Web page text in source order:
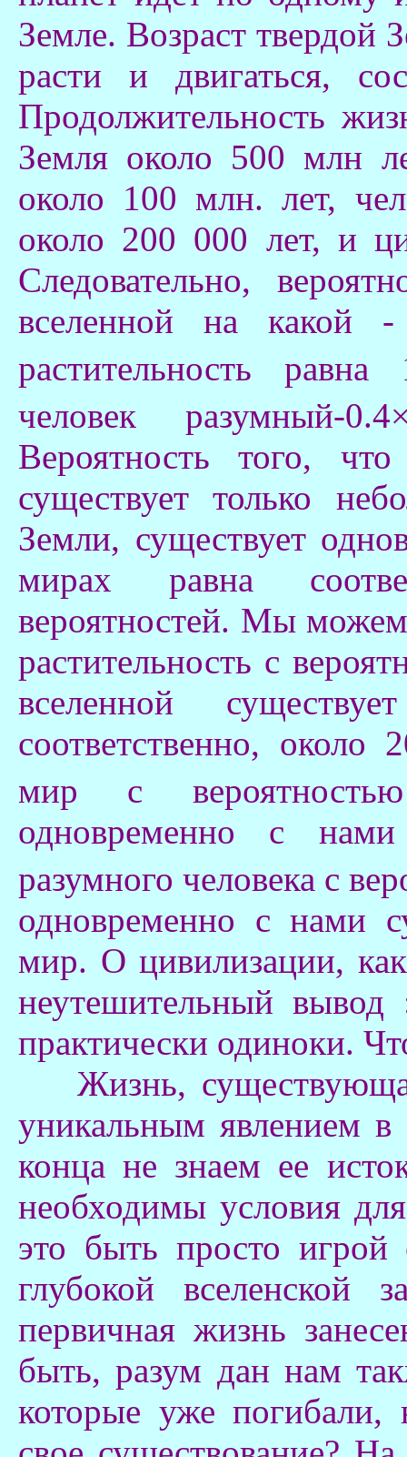
Земле. Возраст твердой
расти и двигаться,
Продолжительность
Земля около 500 млн
около 100 млн. лет,
около 200 000 лет, и
Следовательно,
вселенной на какой
растительность равна
человек разумный-
Вероятность того,
существует только
Земли, существует
мирах равна
вероятностей. Мы можем
растительность с
вселенной
соответственно,
мир с
одновременно с
разумного человека с
одновременно с нами
мир. О цивилизации, как
неутешительный
практически одиноки.
Жизнь, существующая
уникальным явлением
конца не знаем ее
необходимы условия
это быть просто игрой
глубокой вселенской
первичная жизнь
быть, разум дан нам
которые уже погибали,